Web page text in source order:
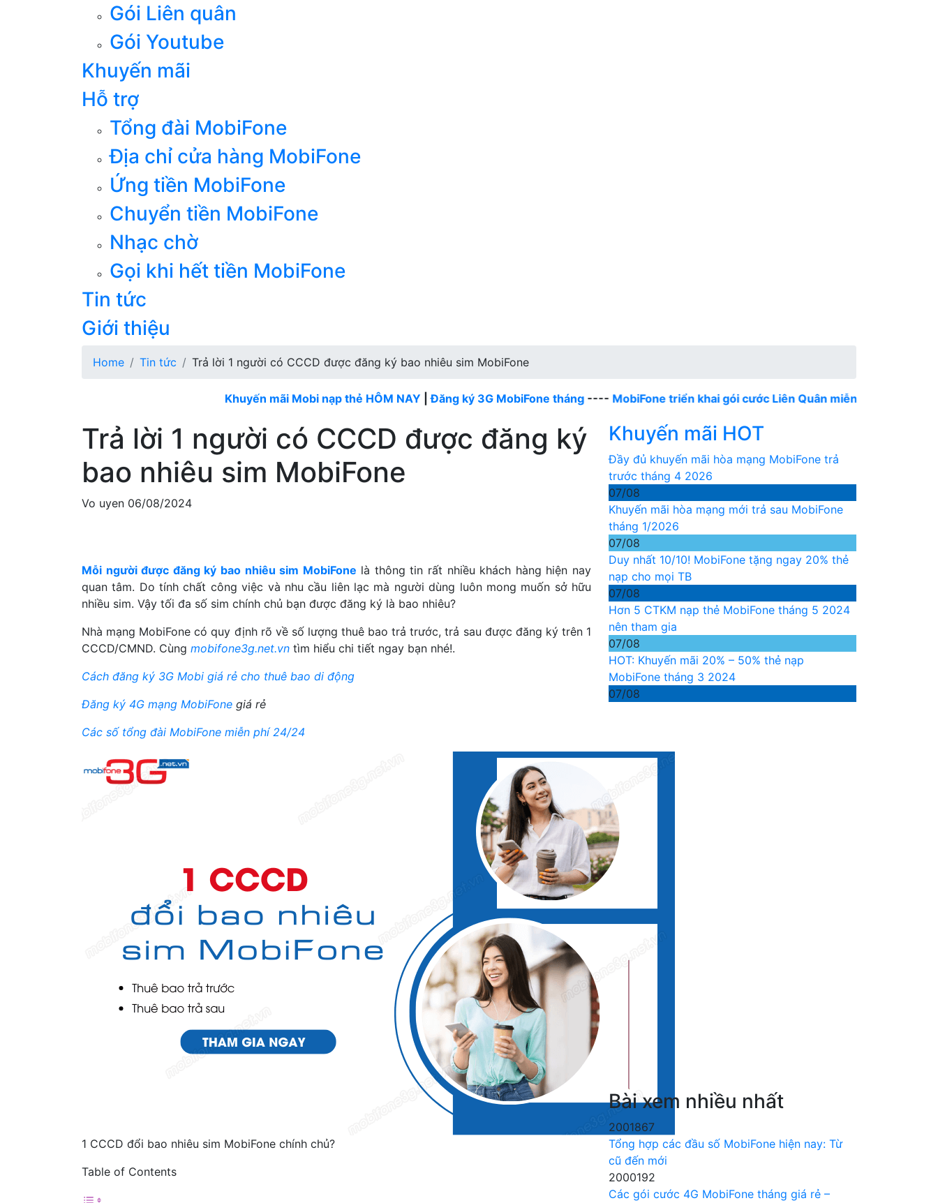
Gói Liên quân
Gói Youtube
Khuyến mãi
Hỗ trợ
Tổng đài MobiFone
Địa chỉ cửa hàng MobiFone
Ứng tiền MobiFone
Chuyển tiền MobiFone
Nhạc chờ
Gọi khi hết tiền MobiFone
Tin tức
Giới thiệu
Home Tin tức Trả lời 1 người có CCCD được đăng ký bao nhiêu sim MobiFone
Khuyến mãi Mobi nạp thẻ HÔM NAY|Đăng ký 3G MobiFone tháng----MobiFone triển khai gói cước Liên Quân miễn phí 100% data chơi
Trả lời 1 người có CCCD được đăng ký
bao nhiêu sim MobiFone
Vo uyen 06/08/2024
Mỗi người được đăng ký bao nhiêu sim MobiFone là thông tin rất nhiều khách hàng hiện nay
quan tâm. Do tính chất công việc và nhu cầu liên lạc mà người dùng luôn mong muốn sở hữu
nhiều sim. Vậy tối đa số sim chính chủ bạn được đăng ký là bao nhiêu?
Nhà mạng MobiFone có quy định rõ về số lượng thuê bao trả trước, trả sau được đăng ký trên 1
CCCD/CMND. Cùng mobifone3g.net.vn tìm hiểu chi tiết ngay bạn nhé!.
Cách đăng ký 3G Mobi giá rẻ cho thuê bao di động
Đăng ký 4G mạng MobiFone giá rẻ
Các số tổng đài MobiFone miễn phí 24/24
1 CCCD đổi bao nhiêu sim MobiFone chính chủ?
Table of Contents
Khuyến mãi HOT
Đầy đủ khuyến mãi hòa mạng MobiFone trả
trước tháng 4 2026
07/08
Khuyến mãi hòa mạng mới trả sau MobiFone
tháng 1/2026
07/08
Duy nhất 10/10! MobiFone tặng ngay 20% thẻ
nạp cho mọi TB
07/08
Hơn 5 CTKM nạp thẻ MobiFone tháng 5 2024
nên tham gia
07/08
HOT: Khuyến mãi 20% – 50% thẻ nạp
MobiFone tháng 3 2024
07/08
Bài xem nhiều nhất
2001867
Tổng hợp các đầu số MobiFone hiện nay: Từ
cũ đến mới
2000192
Các gói cước 4G MobiFone tháng giá rẻ –